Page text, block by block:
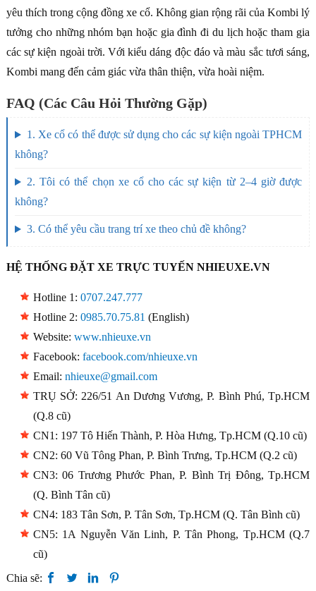
yêu thích trong cộng đồng xe cổ. Không gian rộng rãi của Kombi lý
tưởng cho những nhóm bạn hoặc gia đình đi du lịch hoặc tham gia
các sự kiện ngoài trời. Với kiểu dáng độc đáo và màu sắc tươi sáng,
Kombi mang đến cảm giác vừa thân thiện, vừa hoài niệm.
FAQ (Các Câu Hỏi Thường Gặp)
1. Xe cổ có thể được sử dụng cho các sự kiện ngoài TPHCM
không?
2. Tôi có thể chọn xe cổ cho các sự kiện từ 2–4 giờ được
không?
3. Có thể yêu cầu trang trí xe theo chủ đề không?
HỆ THỐNG ĐẶT XE TRỰC TUYẾN NHIEUXE.VN
Hotline 1: 0707.247.777
Hotline 2: 0985.70.75.81 (English)
Website: www.nhieuxe.vn
Facebook: facebook.com/nhieuxe.vn
Email: nhieuxe@gmail.com
TRỤ SỞ: 226/51 An Dương Vương, P. Bình Phú, Tp.HCM
(Q.8 cũ)
CN1: 197 Tô Hiến Thành, P. Hòa Hưng, Tp.HCM (Q.10 cũ)
CN2: 60 Vũ Tông Phan, P. Bình Trưng, Tp.HCM (Q.2 cũ)
CN3: 06 Trương Phước Phan, P. Bình Trị Đông, Tp.HCM
(Q. Bình Tân cũ)
CN4: 183 Tân Sơn, P. Tân Sơn, Tp.HCM (Q. Tân Bình cũ)
CN5: 1A Nguyễn Văn Linh, P. Tân Phong, Tp.HCM (Q.7
cũ)
Chia sẽ: